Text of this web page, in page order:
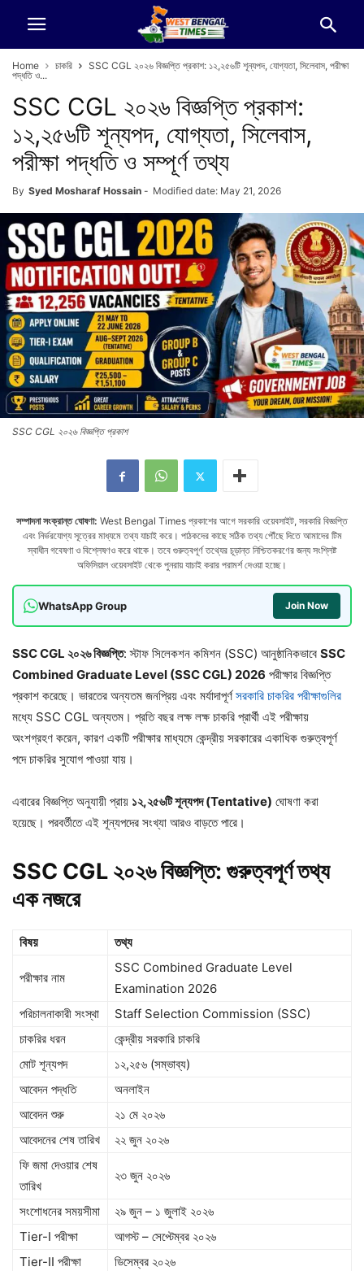
Home চাকরি
SSC CGL ২০২৬ বিজ্ঞপ্তি প্রকাশ: ১২,২৫৬টি শূন্যপদ, যোগ্যতা, সিলেবাস, পরীক্ষা
পদ্ধতি ও...
SSC CGL ২০২৬ বিজ্ঞপ্তি প্রকাশ:
১২,২৫৬টি শূন্যপদ, যোগ্যতা, সিলেবাস,
পরীক্ষা পদ্ধতি ও সম্পূর্ণ তথ্য
By Syed Mosharaf Hossain - Modified date: May 21, 2026
SSC CGL ২০২৬ বিজ্ঞপ্তি প্রকাশ
সম্পাদনা সংক্রান্ত ঘোষণা: West Bengal Times প্রকাশের আগে সরকারি ওয়েবসাইট, সরকারি বিজ্ঞপ্তি
এবং নির্ভরযোগ্য সূত্রের মাধ্যমে তথ্য যাচাই করে। পাঠকদের কাছে সঠিক তথ্য পৌঁছে দিতে আমাদের টিম
স্বাধীন গবেষণা ও বিশ্লেষণও করে থাকে। তবে গুরুত্বপূর্ণ তথ্যের চূড়ান্ত নিশ্চিতকরণের জন্য সংশ্লিষ্ট
অফিসিয়াল ওয়েবসাইট থেকে পুনরায় যাচাই করার পরামর্শ দেওয়া হচ্ছে।
WhatsApp Group Join Now
SSC CGL ২০২৬ বিজ্ঞপ্তি: স্টাফ সিলেকশন কমিশন (SSC) আনুষ্ঠানিকভাবে SSC
Combined Graduate Level (SSC CGL) 2026 পরীক্ষার বিজ্ঞপ্তি
প্রকাশ করেছে। ভারতের অন্যতম জনপ্রিয় এবং মর্যাদাপূর্ণসরকারি চাকরির পরীক্ষাগুলির
মধ্যে SSC CGL অন্যতম। প্রতি বছর লক্ষ লক্ষ চাকরি প্রার্থী এই পরীক্ষায়
অংশগ্রহণ করেন, কারণ একটি পরীক্ষার মাধ্যমে কেন্দ্রীয় সরকারের একাধিক গুরুত্বপূর্ণ
পদে চাকরির সুযোগ পাওয়া যায়।
এবারের বিজ্ঞপ্তি অনুযায়ী প্রায় ১২,২৫৬টি শূন্যপদ (Tentative) ঘোষণা করা
হয়েছে। পরবর্তীতে এই শূন্যপদের সংখ্যা আরও বাড়তে পারে।
SSC CGL ২০২৬ বিজ্ঞপ্তি: গুরুত্বপূর্ণ তথ্য
এক নজরে
বিষয় তথ্য
পরীক্ষার নাম
SSC Combined Graduate Level
Examination 2026
পরিচালনাকারী সংস্থা
Staff Selection Commission (SSC)
চাকরির ধরন
কেন্দ্রীয় সরকারি চাকরি
মোট শূন্যপদ
১২,২৫৬ (সম্ভাব্য)
আবেদন পদ্ধতি
অনলাইন
আবেদন শুরু
২১ মে ২০২৬
আবেদনের শেষ তারিখ
২২ জুন ২০২৬
ফি জমা দেওয়ার শেষ
তারিখ
২৩ জুন ২০২৬
সংশোধনের সময়সীমা
২৯ জুন – ১ জুলাই ২০২৬
Tier-I পরীক্ষা
আগস্ট – সেপ্টেম্বর ২০২৬
Tier-II পরীক্ষা
ডিসেম্বর ২০২৬